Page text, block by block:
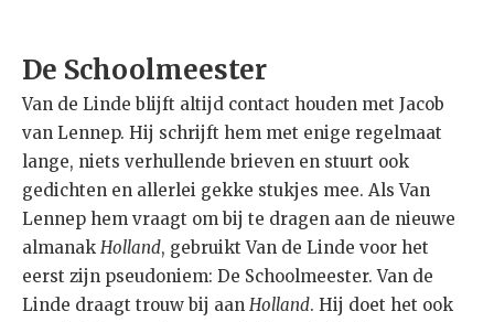
De Schoolmeester
Van de Linde blijft altijd contact houden met Jacob
van Lennep. Hij schrijft hem met enige regelmaat
lange, niets verhullende brieven en stuurt ook
gedichten en allerlei gekke stukjes mee. Als Van
Lennep hem vraagt om bij te dragen aan de nieuwe
almanak Holland, gebruikt Van de Linde voor het
eerst zijn pseudoniem: De Schoolmeester. Van de
Linde draagt trouw bij aan Holland. Hij doet het ook